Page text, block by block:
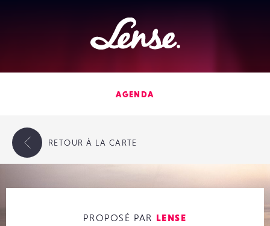
Lense
AGENDA
PROPOSÉ PAR LENSE
RETOUR À LA CARTE